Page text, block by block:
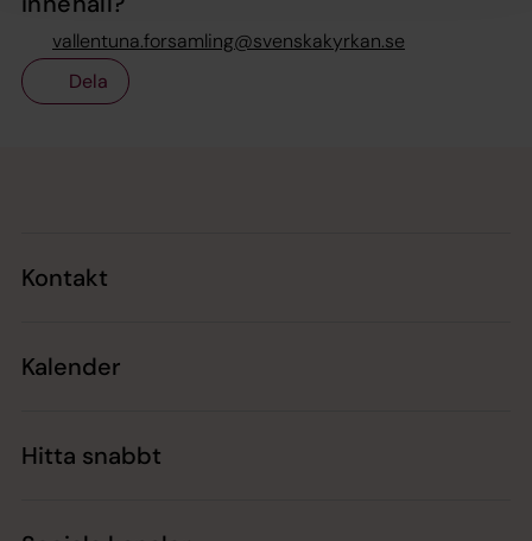
vallentuna.forsamling@svenskakyrkan.se
Dela
Kontakt
Kalender
Hitta snabbt